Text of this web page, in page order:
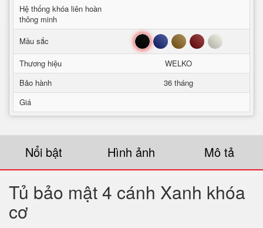
Hệ thống khóa liên hoàn
thông minh
Mầu sắc
Đen Xanh Nâu Đỏ Trắng
Thương hiệu
WELKO
Bảo hành
36 tháng
Giá
Nổi bật Hình ảnh Mô tả
Tủ bảo mật 4 cánh Xanh khóa
cơ